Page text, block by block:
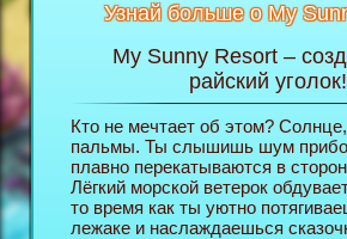
Узнай больше о My
ты
My Sunny Resort –
райский уголок!
Кто не мечтает об этом?
пальмы. Ты слышишь шум
плавно перекатываются в
Лёгкий морской ветерок
то время как ты уютно
лежаке и наслаждаешься